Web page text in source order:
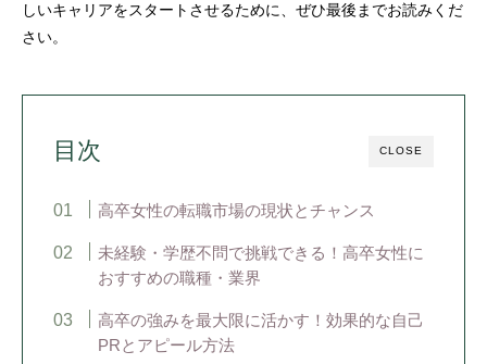
しいキャリアをスタートさせるために、ぜひ最後までお読みくだ
さい。
CLOSE
目次
高卒女性の転職市場の現状とチャンス
未経験・学歴不問で挑戦できる！高卒女性に
おすすめの職種・業界
高卒の強みを最大限に活かす！効果的な自己
PRとアピール方法